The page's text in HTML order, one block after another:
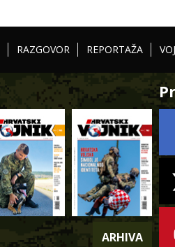
RAZGOVOR REPORTAŽA
ARHIVA